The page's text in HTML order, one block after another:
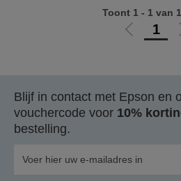
Ga
1
Toont 1 - 1 van
Blijf in contact met Epson en
vouchercode voor 10%
bestelling.